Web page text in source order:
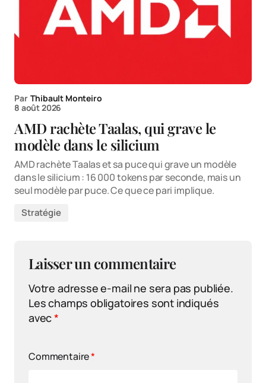
Par Thibault Monteiro
8 août 2026
AMD rachète Taalas, qui grave le
modèle dans le silicium
AMD rachète Taalas et sa puce qui grave un modèle
dans le silicium : 16 000 tokens par seconde, mais un
seul modèle par puce. Ce que ce pari implique.
Stratégie
Laisser un commentaire
Votre adresse e-mail ne sera pas publiée.
Les champs obligatoires sont indiqués
avec*
Commentaire*